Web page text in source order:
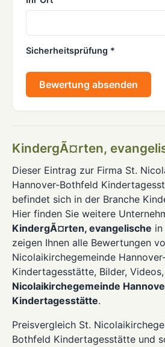
Sicherheitsprüfung *
Bewertung absenden
KindergÃ¤rten,
Dieser Eintrag zur Firma St.
Hannover-Bothfeld
befindet sich in der Branche
Hier finden Sie weitere
KindergÃ¤rten, evangelische in
zeigen Ihnen alle Bewertungen
Nicolaikirchegemeinde
Kindertagesstätte, Bilder,
Nicolaikirchegemeinde
Kindertagesstätte.
Preisvergleich St.
Bothfeld Kindertagesstätte und